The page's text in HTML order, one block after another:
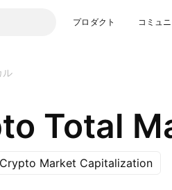
プロダクト コミュ
ル
Total
Crypto Market Capitalization